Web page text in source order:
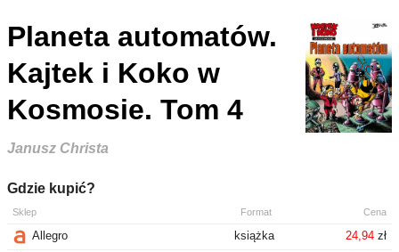
Planeta automatów.
Kajtek i Koko w
Kosmosie. Tom 4
Janusz Christa
Gdzie kupić?
Sklep Format Cena
Allegro książka 24,94 zł